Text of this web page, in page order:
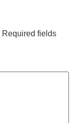
Required fields